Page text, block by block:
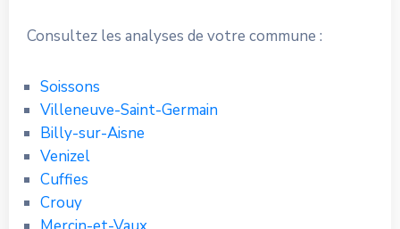
Consultez les analyses de votre commune :
Soissons
Villeneuve-Saint-Germain
Billy-sur-Aisne
Venizel
Cuffies
Crouy